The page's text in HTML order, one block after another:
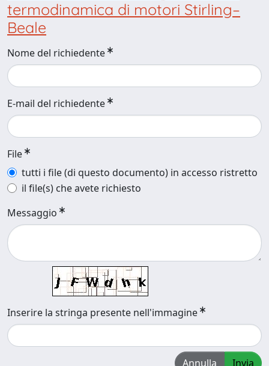
termodinamica di motori Stirling–
Beale
Nome del richiedente
E-mail del richiedente
File
tutti i file (di questo documento) in accesso ristretto
il file(s) che avete richiesto
Messaggio
Inserire la stringa presente nell'immagine
Annulla Invia